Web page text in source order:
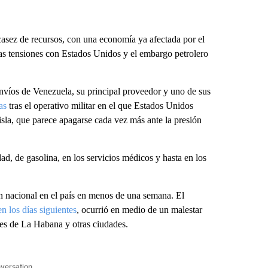
de recursos, con una economía ya afectada por el
tensiones con Estados Unidos y el embargo petrolero
de Venezuela, su principal proveedor y uno de sus
tras el operativo militar en el que Estados Unidos
que parece apagarse cada vez más ante la presión
de gasolina, en los servicios médicos y hasta en los
en el país en menos de una semana. El
los días siguientes, ocurrió en medio de un malestar
de La Habana y otras ciudades.